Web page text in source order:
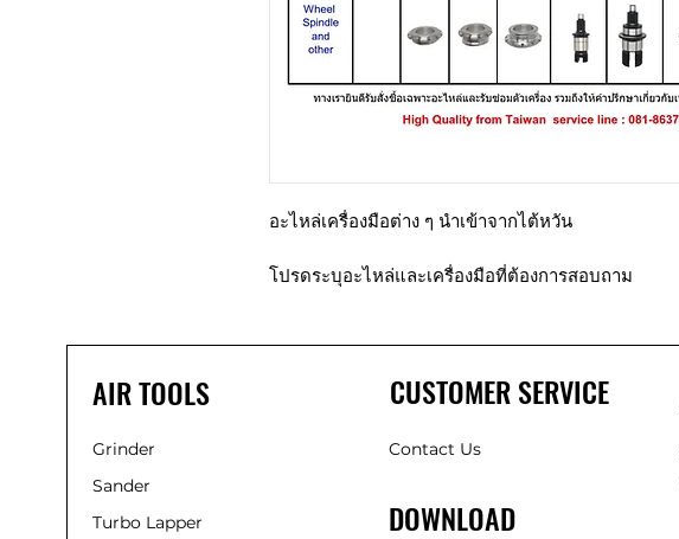
อะไหล่เครื่องมือต่าง ๆ นำเข้าจากไต้หวัน
โปรดระบุอะไหล่และเครื่องมือที่ต้องการสอบถาม
AIR TOOLS
Grinder
Sander
Turbo Lapper
CUSTOMER SERVICE
Contact Us
DOWNLOAD